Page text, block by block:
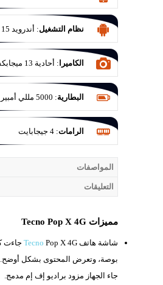
نظام التشغيل: أندرويد 15
الكاميرا : أحادية 13 ميجابكسل
البطارية: 5000 مللي أمبير
الرامات: 4 جيجابايت
المواصفات
التعليقات
مميزات Tecno Pop X 4G
شاشة هاتف Tecno Pop X 4G جاءت كبيرة بحجم
بوصة، وتعرض المحتوى بشكل أوضح.
جاء الجهاز مزود براديو إف إم مدمج.